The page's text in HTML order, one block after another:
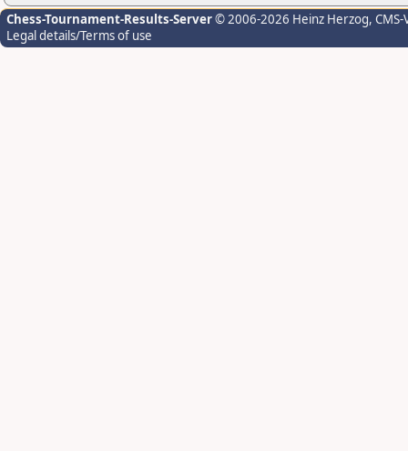
Chess-Tournament-Results-Server© 2006-2026 Heinz Herzog,
Legal details/Terms of use